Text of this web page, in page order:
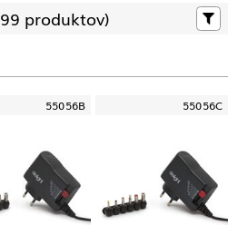
99 produktov)
55056B 55056C